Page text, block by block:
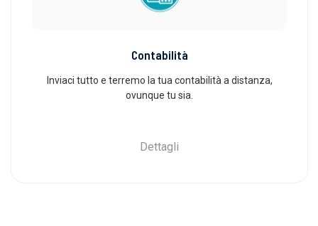
Contabilità
Inviaci tutto e terremo la tua contabilità a distanza,
ovunque tu sia.
Dettagli